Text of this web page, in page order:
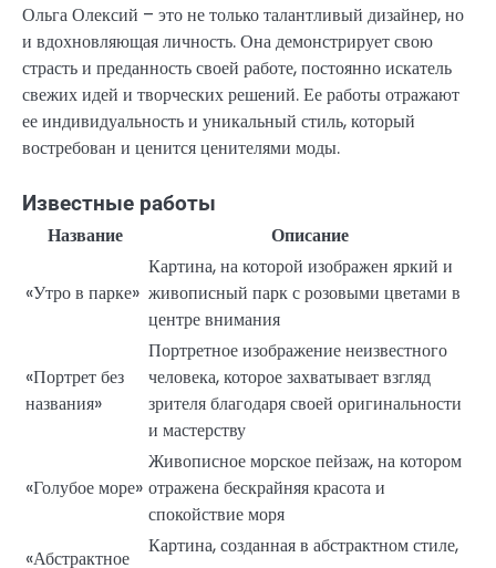
Ольга Олексий – это не только талантливый дизайнер, но
и вдохновляющая личность. Она демонстрирует свою
страсть и преданность своей работе, постоянно искатель
свежих идей и творческих решений. Ее работы отражают
ее индивидуальность и уникальный стиль, который
востребован и ценится ценителями моды.
Известные работы
Название Описание
«Утро в парке»
Картина, на которой изображен яркий и
живописный парк с розовыми цветами в
центре внимания
«Портрет без
названия»
Портретное изображение неизвестного
человека, которое захватывает взгляд
зрителя благодаря своей оригинальности
и мастерству
«Голубое море»
Живописное морское пейзаж, на котором
отражена бескрайняя красота и
спокойствие моря
«Абстрактное
Картина, созданная в абстрактном стиле,